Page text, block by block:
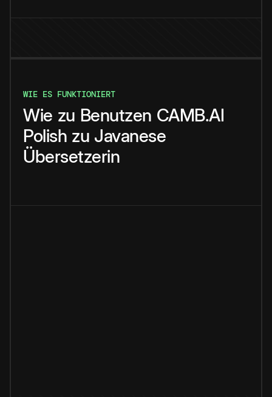
WIE ES FUNKTIONIERT
Wie zu Benutzen CAMB.AI
Polish zu Javanese
Übersetzerin